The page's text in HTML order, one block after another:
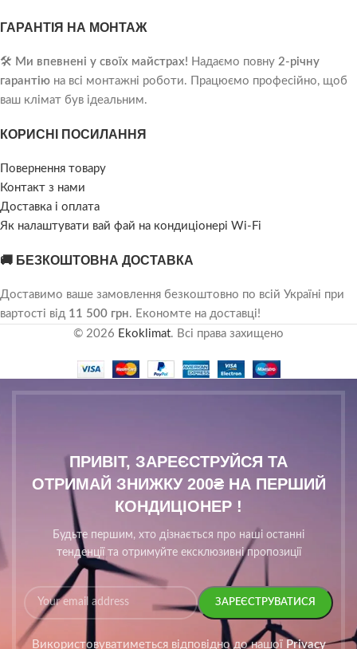
ГАРАНТІЯ НА МОНТАЖ
🛠️ Ми впевнені у своїх майстрах! Надаємо повну 2-річну
гарантію на всі монтажні роботи. Працюємо професійно, щоб
ваш клімат був ідеальним.
КОРИСНІ ПОСИЛАННЯ
Повернення товару
Контакт з нами
Доставка і оплата
Як налаштувати вай фай на кондиціонері Wi-Fi
🚚 БЕЗКОШТОВНА ДОСТАВКА
Доставимо ваше замовлення безкоштовно по всій Україні при
вартості від 11 500 грн. Економте на доставці!
© 2026 Ekoklimat. Всі права захищено
ПРИВІТ, ЗАРЕЄСТРУЙСЯ ТА
ОТРИМАЙ ЗНИЖКУ 200₴ НА ПЕРШИЙ
КОНДИЦІОНЕР !
Будьте першим, хто дізнається про наші останні
тенденції та отримуйте ексклюзивні пропозиції
Використовуватиметься відповідно до нашої Privacy